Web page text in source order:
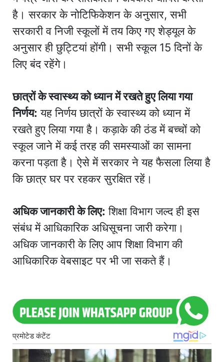
है। सरकार के नोटिफिकेशन के अनुसार, सभी
सरकारी व निजी स्कूलों में तय किए गए शेड्यूल के
अनुसार ही छुट्टियां होंगी। सभी स्कूल 15 दिनों के
लिए बंद रहेंगे।
छात्रों के स्वास्थ्य को ध्यान में रखते हुए लिया गया
निर्णय: यह निर्णय छात्रों के स्वास्थ्य को ध्यान में
रखते हुए लिया गया है। कड़ाके की ठंड में बच्चों को
स्कूल जाने में कई तरह की समस्याओं का सामना
करना पड़ता है। ऐसे में सरकार ने यह फैसला लिया है
कि छात्र घर पर रहकर सुरक्षित रहें।
अधिक जानकारी के लिए: शिक्षा विभाग जल्द ही इस
संबंध में आधिकारिक अधिसूचना जारी करेगा।
अधिक जानकारी के लिए आप शिक्षा विभाग की
आधिकारिक वेबसाइट पर भी जा सकते हैं।